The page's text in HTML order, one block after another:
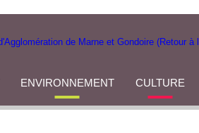
ENVIRONNEMENT CULTURE